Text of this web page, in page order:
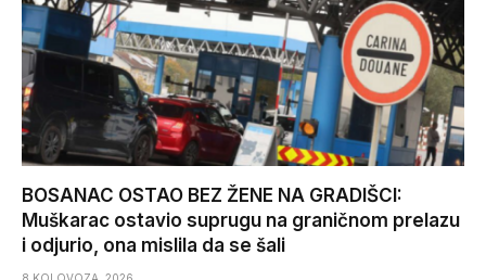
BOSANAC OSTAO BEZ ŽENE NA GRADIŠCI:
Muškarac ostavio suprugu na graničnom prelazu
i odjurio, ona mislila da se šali